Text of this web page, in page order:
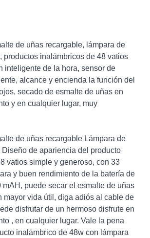
de uñas recargable, lámpara de
productos inalámbricos de 48 vatios
inteligente de la hora, sensor de
alcance y encienda la función del
secado de esmalte de uñas en
y en cualquier lugar, muy
de uñas recargable Lámpara de
de apariencia del producto
vatios simple y generoso, con 33
y buen rendimiento de la batería de
mAH, puede secar el esmalte de uñas
mayor vida útil, diga adiós al cable de
disfrutar de un hermoso disfrute en
, en cualquier lugar. Vale la pena
inalámbrico de 48w con lámpara